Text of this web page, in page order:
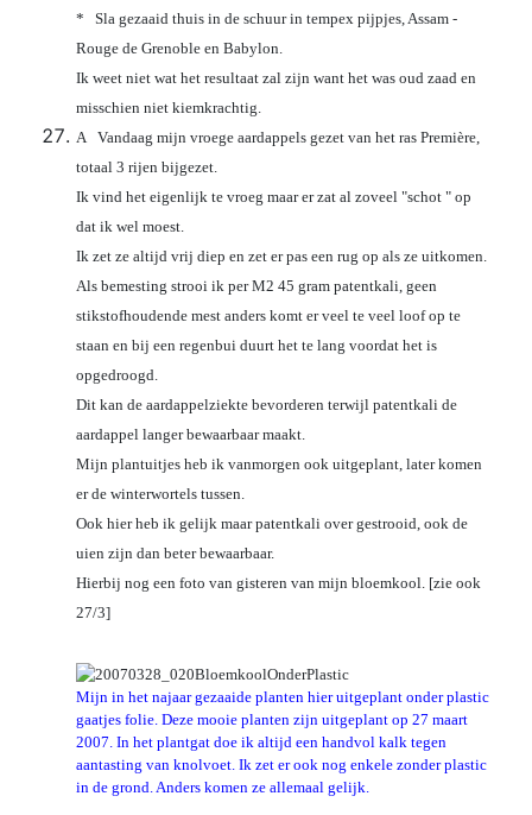
* Sla gezaaid thuis in de schuur in tempex pijpjes, Assam -
Rouge de Grenoble en Babylon.
Ik weet niet wat het resultaat zal zijn want het was oud zaad en
misschien niet kiemkrachtig.
A Vandaag mijn vroege aardappels gezet van het ras Première,
totaal 3 rijen bijgezet.
Ik vind het eigenlijk te vroeg maar er zat al zoveel "schot " op
dat ik wel moest.
Ik zet ze altijd vrij diep en zet er pas een rug op als ze uitkomen.
Als bemesting strooi ik per M2 45 gram patentkali, geen
stikstofhoudende mest anders komt er veel te veel loof op te
staan en bij een regenbui duurt het te lang voordat het is
opgedroogd.
Dit kan de aardappelziekte bevorderen terwijl patentkali de
aardappel langer bewaarbaar maakt.
Mijn plantuitjes heb ik vanmorgen ook uitgeplant, later komen
er de winterwortels tussen.
Ook hier heb ik gelijk maar patentkali over gestrooid, ook de
uien zijn dan beter bewaarbaar.
Hierbij nog een foto van gisteren van mijn bloemkool. [zie ook
27/3]
Mijn in het najaar gezaaide planten hier uitgeplant onder plastic
gaatjes folie. Deze mooie planten zijn uitgeplant op 27 maart
2007. In het plantgat doe ik altijd een handvol kalk tegen
aantasting van knolvoet. Ik zet er ook nog enkele zonder plastic
in de grond. Anders komen ze allemaal gelijk.